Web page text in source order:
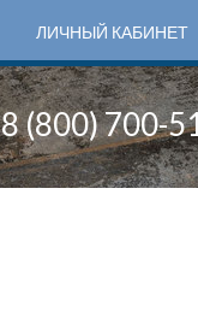
ЛИЧНЫЙ КАБИНЕТ
8 (800) 700-